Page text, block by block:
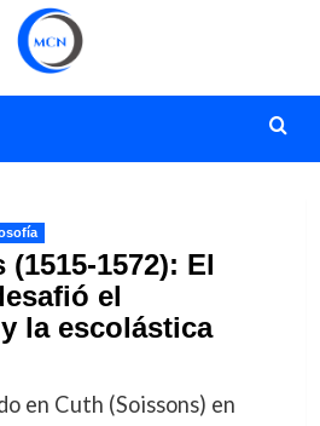
1572): El
el
la escolástica
en Cuth (Soissons) en